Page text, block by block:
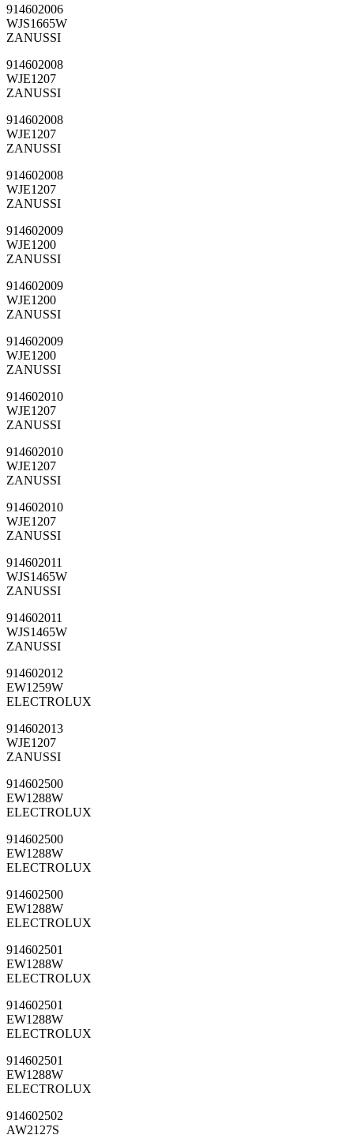
914602006
WJS1665W
ZANUSSI
914602008
WJE1207
ZANUSSI
914602008
WJE1207
ZANUSSI
914602008
WJE1207
ZANUSSI
914602009
WJE1200
ZANUSSI
914602009
WJE1200
ZANUSSI
914602009
WJE1200
ZANUSSI
914602010
WJE1207
ZANUSSI
914602010
WJE1207
ZANUSSI
914602010
WJE1207
ZANUSSI
914602011
WJS1465W
ZANUSSI
914602011
WJS1465W
ZANUSSI
914602012
EW1259W
ELECTROLUX
914602013
WJE1207
ZANUSSI
914602500
EW1288W
ELECTROLUX
914602500
EW1288W
ELECTROLUX
914602500
EW1288W
ELECTROLUX
914602501
EW1288W
ELECTROLUX
914602501
EW1288W
ELECTROLUX
914602501
EW1288W
ELECTROLUX
914602502
AW2127S